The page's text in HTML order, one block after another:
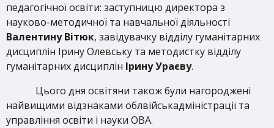
педагогічної освіти: заступницю директора з
науково-методичної та навчальної діяльності
Валентину Вітюк, завідувачку відділу гуманітарних
дисциплін Ірину Олевську та методистку відділу
гуманітарних дисциплін Ірину Ураєву.
Цього дня освітяни також були нагороджені
найвищими відзнаками облвійськадміністрації та
управління освіти і науки ОВА.